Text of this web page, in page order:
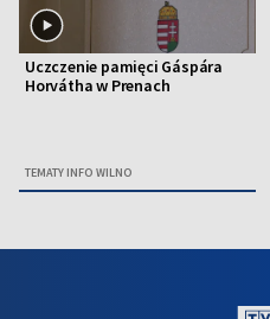
Uczczenie pamięci Gáspára
Horvátha w Prenach
TEMATY INFO WILNO